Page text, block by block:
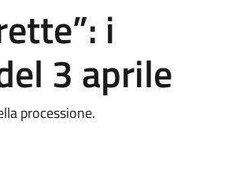
i
3 aprile
processione.